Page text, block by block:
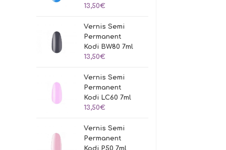
13,50€
Vernis Semi
Permanent
Kodi BW80 7ml
13,50€
Vernis Semi
Permanent
Kodi LC60 7ml
13,50€
Vernis Semi
Permanent
Kodi P50 7ml